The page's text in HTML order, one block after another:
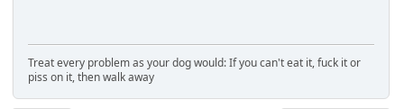
Treat every problem as your dog would: If you can't eat it, fuck it or
piss on it, then walk away